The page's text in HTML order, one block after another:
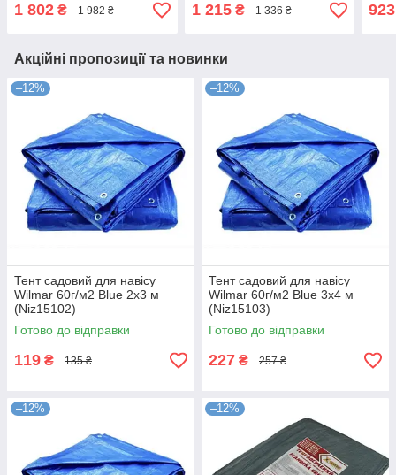
1 802 ₴ 1 982 ₴ 1 215₴ 1 336 ₴ 923
Акційні пропозиції та новинки
–12%
Тент садовий для навісу
Wilmar 60г/м2 Blue 2х3 м
(Niz15102)
Готово до відправки
119 ₴ 135 ₴
–12%
Тент садовий для навісу
Wilmar 60г/м2 Blue 3х4 м
(Niz15103)
Готово до відправки
227 ₴ 257 ₴
–12% –12%